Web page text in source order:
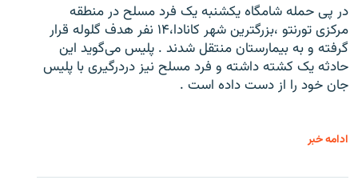
در پی حمله شامگاه یکشنبه یک فرد مسلح در منطقه
مرکزی تورنتو ،‌بزرگترین شهر کانادا،۱۴ نفر هدف گلوله قرار
گرفته و به بیمارستان منتقل شدند . پلیس می‌گوید این
حادثه یک کشته داشته و فرد مسلح نیز دردرگیری با پلیس
جان خود را از دست داده است .
ادامه خبر